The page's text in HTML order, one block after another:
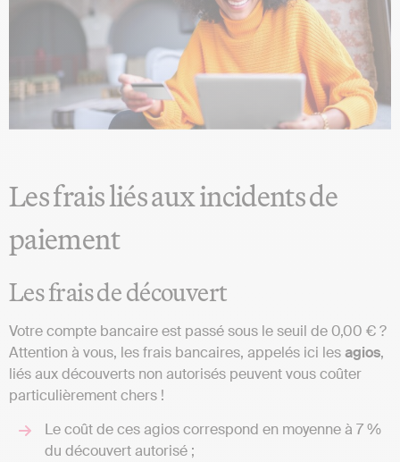
Les frais liés aux incidents de
paiement
Les frais de découvert
Votre compte bancaire est passé sous le seuil de 0,00 € ?
Attention à vous, les frais bancaires, appelés ici lesagios,
liés aux découverts non autorisés peuvent vous coûter
particulièrement chers !
Le coût de ces agios correspond en moyenne à 7 %
du découvert autorisé ;